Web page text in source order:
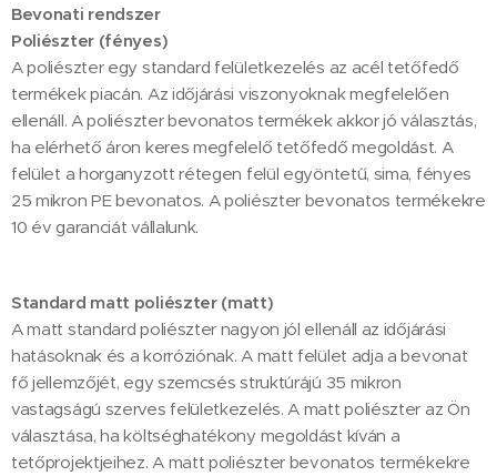
Bevonati rendszer
Poliészter (fényes)
A poliészter egy standard felületkezelés az acél tetőfedő
termékek piacán. Az időjárási viszonyoknak megfelelően
ellenáll. A poliészter bevonatos termékek akkor jó választás,
ha elérhető áron keres megfelelő tetőfedő megoldást. A
felület a horganyzott rétegen felül egyöntetű, sima, fényes
25 mikron PE bevonatos. A poliészter bevonatos termékekre
10 év garanciát vállalunk.
Standard matt poliészter (matt)
A matt standard poliészter nagyon jól ellenáll az időjárási
hatásoknak és a korróziónak. A matt felület adja a bevonat
fő jellemzőjét, egy szemcsés struktúrájú 35 mikron
vastagságú szerves felületkezelés. A matt poliészter az Ön
választása, ha költséghatékony megoldást kíván a
tetőprojektjeihez. A matt poliészter bevonatos termékekre